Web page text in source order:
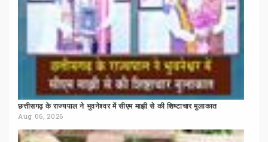
छत्तीसगढ़ के राज्यपाल ने भुवनेश्वर में सीएम माझी से की शिष्टाचार मुलाकात
Aug 06, 2026